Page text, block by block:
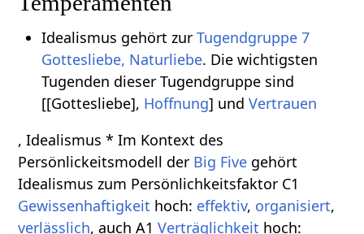
Idealismus gehört zur Tugendgruppe 7
Gottesliebe, Naturliebe. Die wichtigsten
Tugenden dieser Tugendgruppe sind
[[Gottesliebe], Hoffnung] und Vertrauen
, Idealismus * Im Kontext des
Persönlickeitsmodell der Big Five gehört
Idealismus zum Persönlichkeitsfaktor C1
Gewissenhaftigkeit hoch: effektiv, organisiert,
verlässlich, auch A1Verträglichkeit hoch: